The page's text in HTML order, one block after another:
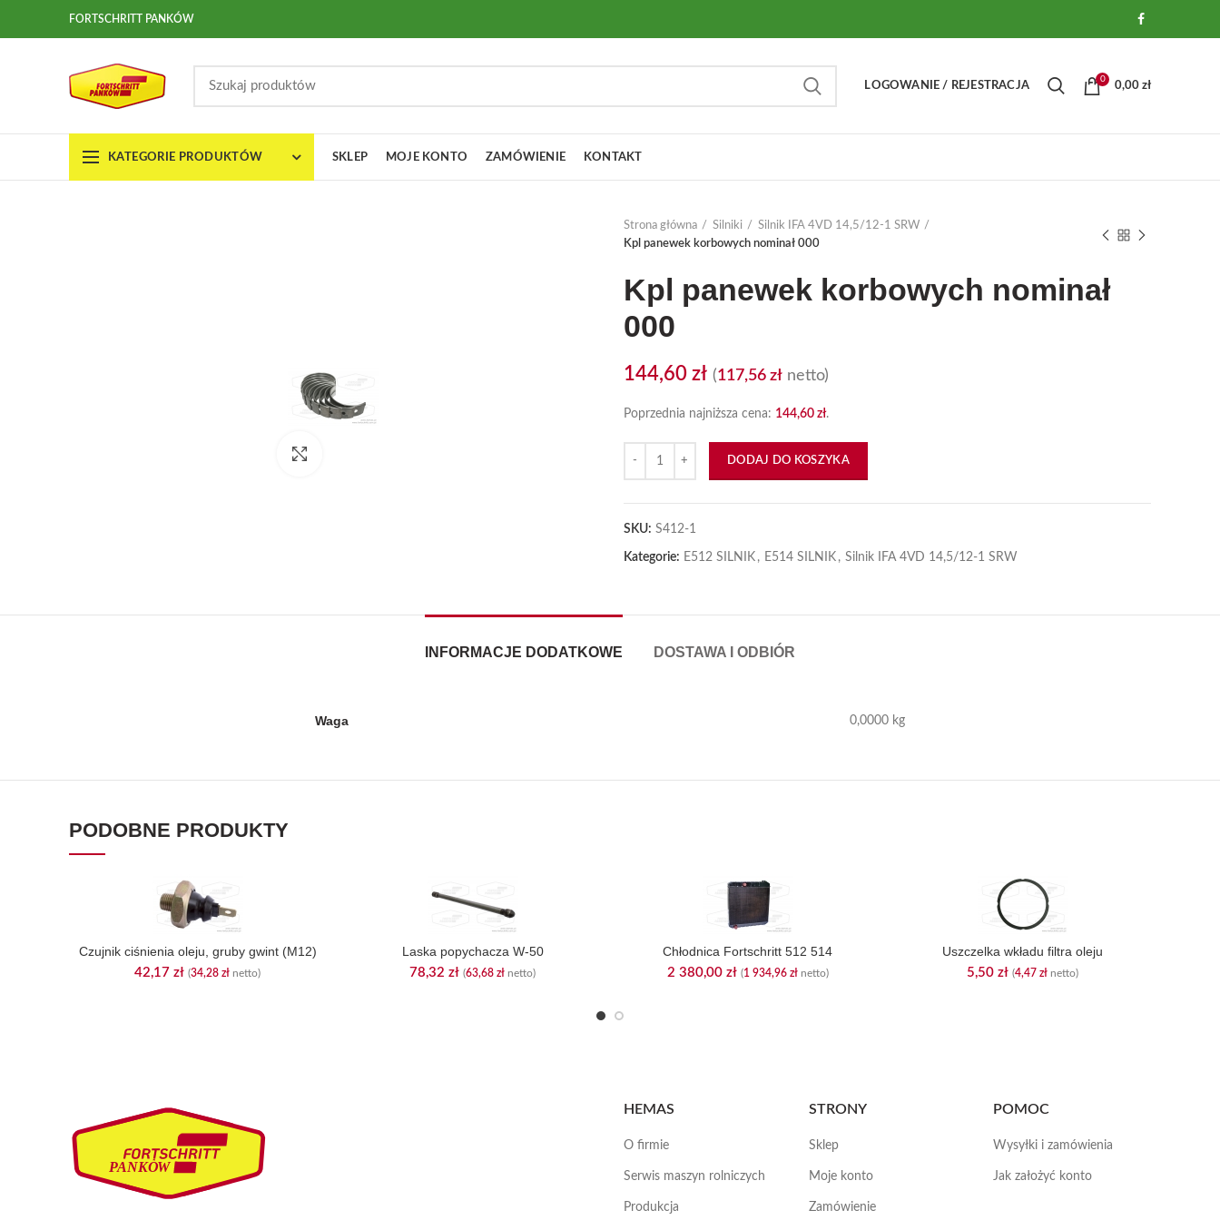
FORTSCHRITT PANKÓW
LOGOWANIE / REJESTRACJA
0
0,00 zł
KATEGORIE PRODUKTÓW SKLEP MOJE KONTO ZAMÓWIENIE KONTAKT
Strona główna Silniki
Silnik IFA 4VD 14,5/12-1 SRW
Kpl panewek korbowych nominał 000
Kpl panewek korbowych nominał
000
144,60 zł (117,56 zł netto)
Poprzednia najniższa cena: 144,60 zł.
DODAJ DO KOSZYKA
SKU: S412-1
Kategorie: E512 SILNIK , E514 SILNIK , Silnik IFA 4VD 14,5/12-1 SRW
INFORMACJE DODATKOWE DOSTAWA I ODBIÓR
Waga 0,0000 kg
PODOBNE PRODUKTY
Czujnik ciśnienia oleju, gruby gwint (M12)
42,17 zł (34,28 zł netto)
Laska popychacza W-50
78,32 zł (63,68 zł netto)
Chłodnica Fortschritt 512 514
2 380,00 zł (1 934,96 złnetto)
Uszczelka wkładu filtra oleju
5,50 zł (4,47 zł netto)
HEMAS
O firmie
Serwis maszyn rolniczych
Produkcja
STRONY
Sklep
Moje konto
Zamówienie
POMOC
Wysyłki i zamówienia
Jak założyć konto